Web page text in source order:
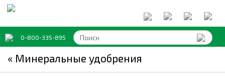
0-800-335-895
« Минеральные удобрения